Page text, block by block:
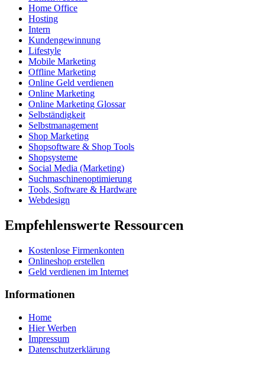
Home Office
Hosting
Intern
Kundengewinnung
Lifestyle
Mobile Marketing
Offline Marketing
Online Geld verdienen
Online Marketing
Online Marketing Glossar
Selbständigkeit
Selbstmanagement
Shop Marketing
Shopsoftware & Shop Tools
Shopsysteme
Social Media (Marketing)
Suchmaschinenoptimierung
Tools, Software & Hardware
Webdesign
Empfehlenswerte Ressourcen
Kostenlose Firmenkonten
Onlineshop erstellen
Geld verdienen im Internet
Informationen
Home
Hier Werben
Impressum
Datenschutzerklärung